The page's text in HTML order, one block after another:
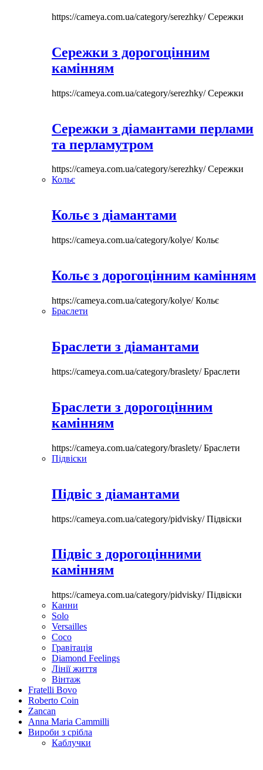
https://cameya.com.ua/category/serezhky/Сережки
Сережки з дорогоцінним
камінням
https://cameya.com.ua/category/serezhky/Сережки
Сережки з діамантами перлами
та перламутром
https://cameya.com.ua/category/serezhky/Сережки
Кольє
Кольє з діамантами
https://cameya.com.ua/category/kolye/Кольє
Кольє з дорогоцінним камінням
https://cameya.com.ua/category/kolye/Кольє
Браслети
Браслети з діамантами
https://cameya.com.ua/category/braslety/Браслети
Браслети з дорогоцінним
камінням
https://cameya.com.ua/category/braslety/Браслети
Підвіски
Підвіс з діамантами
https://cameya.com.ua/category/pidvisky/Підвіски
Підвіс з дорогоцінними
камінням
https://cameya.com.ua/category/pidvisky/Підвіски
Канни
Solo
Versailles
Coco
Гравітація
Diamond Feelings
Лінії життя
Вінтаж
Fratelli Bovo
Roberto Coin
Zancan
Anna Maria Cammilli
Вироби з срібла
Каблучки